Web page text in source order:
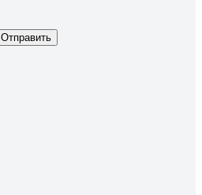
Отправить